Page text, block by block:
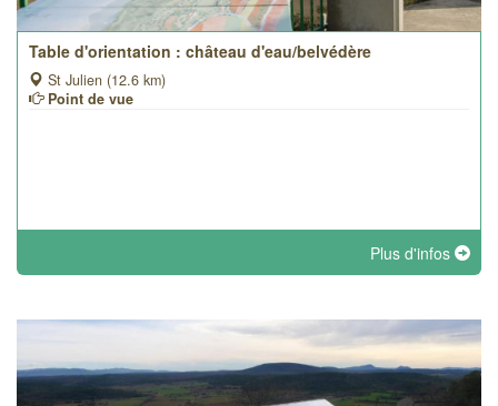
Table d'orientation : château d'eau/belvédère
St Julien (12.6 km)
Point de vue
Plus d'infos